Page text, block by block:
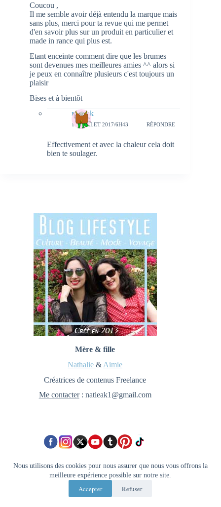
Nous utilisons des cookies pour nous assurer que nous vous offrons la
meilleure expérience possible sur notre site.
Accepter Refuser
Coucou ,
Il me semble avoir déjà entendu la marque mais
sans plus, merci pour ta revue qui me permet
d'en savoir plus sur un produit en particulier et
made in rance qui plus est.
Etant enceinte comment dire que les brumes
sont devenues mes meilleures amies ^^ alors si
je peux en connaître plusieurs c'est toujours un
plaisir
Bises et à bientôt
natieak
19 JUILLET 2017/6H43 RÉPONDRE
Effectivement et avec la chaleur cela doit
bien te soulager.
Mère & fille
Nathalie& Aimie
Créatrices de contenus Freelance
Me contacter: natieak1@gmail.com
Newsletter
Un moment pour soi, une nouvelle découverte...👉